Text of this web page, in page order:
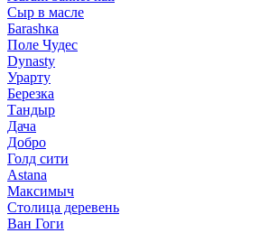
Сыр в масле
Баrаshка
Поле Чудес
Dynasty
Урарту
Березка
Тандыр
Дача
Добро
Голд сити
Astana
Максимыч
Столица деревень
Ван Гоги